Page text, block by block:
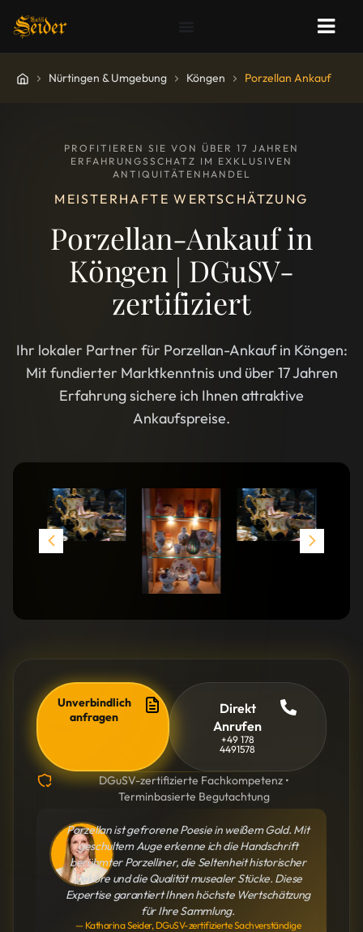
Nürtingen & Umgebung Köngen Porzellan Ankauf
PROFITIEREN SIE VON ÜBER 17 JAHREN
ERFAHRUNGSSCHATZ IM EXKLUSIVEN
ANTIQUITÄTENHANDEL
MEISTERHAFTE WERTSCHÄTZUNG
Porzellan-Ankauf in
Köngen | DGuSV-
zertifiziert
Ihr lokaler Partner für Porzellan-Ankauf in Köngen:
Mit fundierter Marktkenntnis und über 17 Jahren
Erfahrung sichere ich Ihnen attraktive
Ankaufspreise.
Unverbindlich
anfragen
Direkt
Anrufen
+49 178
4491578
DGuSV-zertifizierte Fachkompetenz •
Terminbasierte Begutachtung
Porzellan ist gefrorene Poesie in weißem Gold. Mit
geschultem Auge erkenne ich die Handschrift
berühmter Porzelliner, die Seltenheit historischer
Dekore und die Qualität musealer Stücke. Diese
Expertise garantiert Ihnen höchste Wertschätzung
für Ihre Sammlung.
— Katharina Seider, DGuSV-zertifizierte Sachverständige